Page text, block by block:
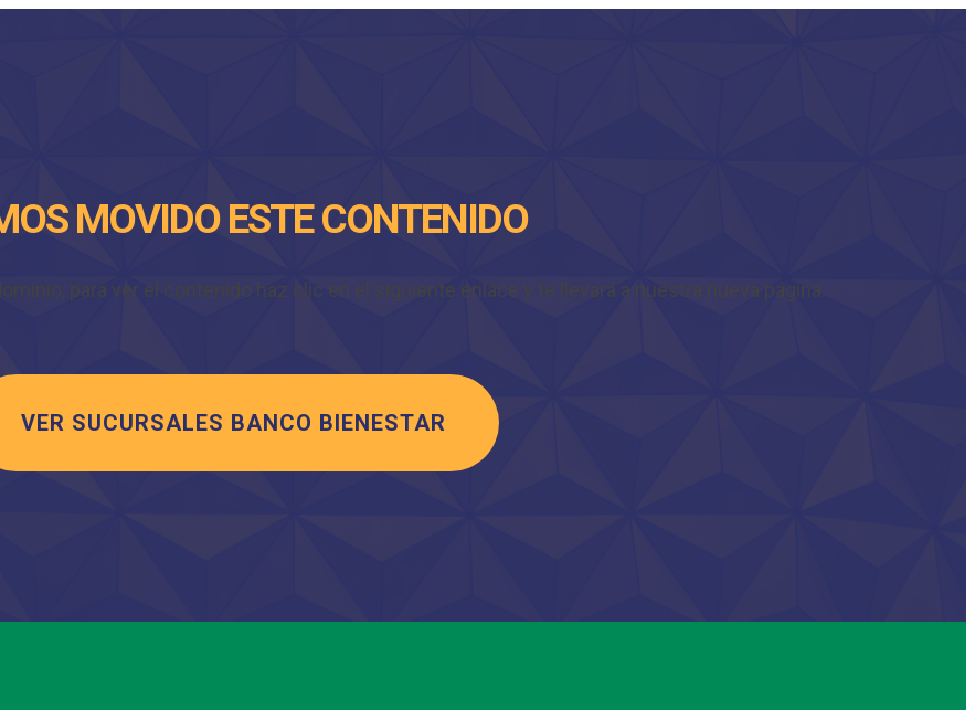
MOVIDO ESTE CONTENIDO
para ver el contenido haz clic en el siguiente enlace y te llevará a nuestra nueva página.
VER SUCURSALES BANCO BIENESTAR